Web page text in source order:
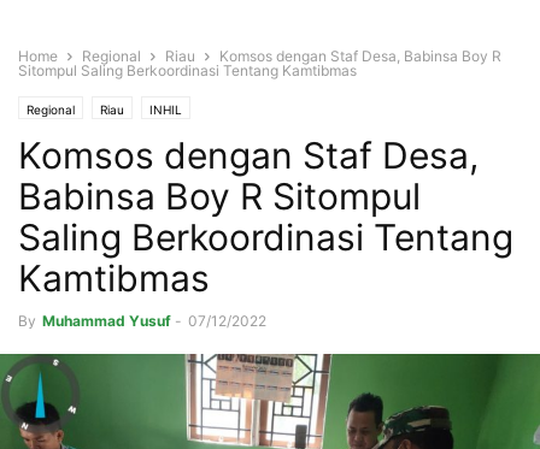
Home Regional Riau
Komsos dengan Staf Desa, Babinsa Boy R
Sitompul Saling Berkoordinasi Tentang Kamtibmas
Regional Riau INHIL
Komsos dengan Staf Desa,
Babinsa Boy R Sitompul
Saling Berkoordinasi Tentang
Kamtibmas
By Muhammad Yusuf - 07/12/2022